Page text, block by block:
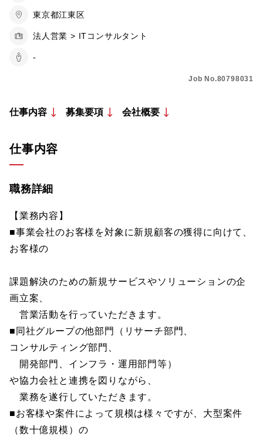
東京都江東区
法人営業 > ITコンサルタント
-
Job No.80798031
仕事内容 募集要項 会社概要
仕事内容
職務詳細
【業務内容】
■事業会社のお客様を対象に新規顧客の獲得に向けて、
お客様の
課題解決のための新規サービスやソリューションの企
画立案、
営業活動を行っていただきます。
■同社グループの他部門（リサーチ部門、
コンサルティング部門、
開発部門、インフラ・運用部門等）
や協力会社と連携を図りながら、
業務を遂行していただきます。
■お客様や案件によって規模は様々ですが、大型案件
（数十億規模）の